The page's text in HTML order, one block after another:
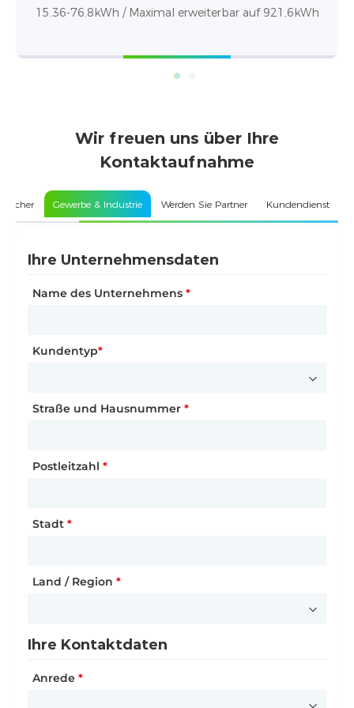
15.36-76.8kWh / 15 kWh – 921 kWh Kapazität
Wir freuen uns über Ihre
Kontaktaufnahme
Gewerbe & Industrie Werden Sie Partner Kundendienst
Ihre Angaben
Name *
Telefonnummer
E-Mail-Adresse*
Land / Region
Stadt
Name des Unternehmens
Ihr Interesse
Interessiertes Produkt
Ihre Unternehmensdaten
Name des Unternehmens *
Kundentyp*
Straße und Hausnummer *
Postleitzahl *
Stadt *
Land / Region *
Ihre Kontaktdaten
Anrede *
Ihre Unternehmensdaten
Art der Partnerschaft*
Name des Unternehmens
Website
Land / Region
Stadt
Ihre Kontaktdaten
E-Mail-Adresse